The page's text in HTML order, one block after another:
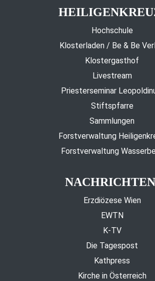
Hochschule
Klosterladen / Be & Be
Klostergasthof
Livestream
Priesterseminar
Stiftspfarre
Sammlungen
Forstverwaltung
Forstverwaltung
Erzdiözese Wien
EWTN
K-TV
Die Tagespost
Kathpress
Kirche in Österreich